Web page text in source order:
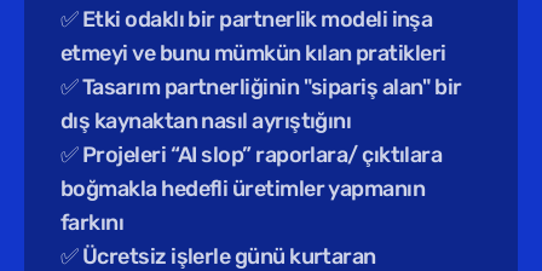
✅ Etki odaklı bir partnerlik modeli inşa
etmeyi ve bunu mümkün kılan pratikleri
✅ Tasarım partnerliğinin "sipariş alan" bir
dış kaynaktan nasıl ayrıştığını
✅ Projeleri “AI slop” raporlara/ çıktılara
boğmakla hedefli üretimler yapmanın
farkını
✅ Ücretsiz işlerle günü kurtaran